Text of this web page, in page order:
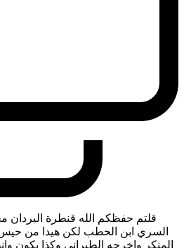
قلتم حفظكم الله قنطرة البردان
السري ابن الحطب لكن هيدا من حيس
المنكر واخرجه الطبراني وكذا يكون